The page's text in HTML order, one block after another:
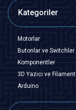
Kategoriler
Motorlar
Butonlar ve Switchler
Komponentler
3D Yazıcı ve Filament
Arduino